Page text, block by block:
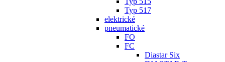
Typ 517
elektrické
pneumatické
FO
FC
Diastar Six